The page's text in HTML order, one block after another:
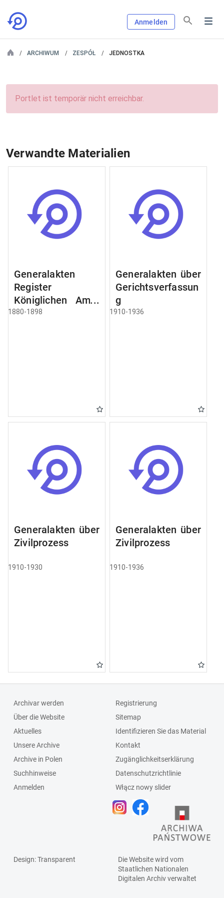
Anmelden
ARCHIWUM ZESPÓŁ JEDNOSTKA
Portlet ist temporär nicht erreichbar.
Verwandte Materialien
Generalakten
Register
Königlichen Amts
Gericht zu
1880-1898
Generalakten über
Gerichtsverfassun
g
1910-1936
Generalakten über
Zivilprozess
1910-1930
Generalakten über
Zivilprozess
1910-1936
Archivar werden
Über die Website
Aktuelles
Unsere Archive
Archive in Polen
Suchhinweise
Anmelden
Registrierung
Sitemap
Identifizieren Sie das Material
Kontakt
Zugänglichkeitserklärung
Datenschutzrichtlinie
Włącz nowy slider
Design: Transparent
Die Website wird vom
Staatlichen Nationalen
Digitalen Archivverwaltet